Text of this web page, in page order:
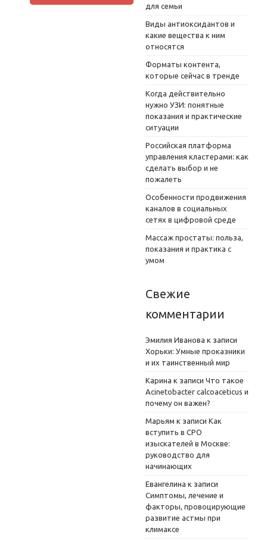
для семьи
Виды антиоксидантов и
какие вещества к ним
относятся
Форматы контента,
которые сейчас в тренде
Когда действительно
нужно УЗИ: понятные
показания и практические
ситуации
Российская платформа
управления кластерами: как
сделать выбор и не
пожалеть
Особенности продвижения
каналов в социальных
сетях в цифровой среде
Массаж простаты: польза,
показания и практика с
умом
Свежие
комментарии
Эмилия Иванова к записи
Хорьки: Умные проказники
и их таинственный мир
Карина к записи Что такое
Acinetobacter calcoaceticus и
почему он важен?
Марьям к записи Как
вступить в СРО
изыскателей в Москве:
руководство для
начинающих
Евангелина к записи
Симптомы, лечение и
факторы, провоцирующие
развитие астмы при
климаксе